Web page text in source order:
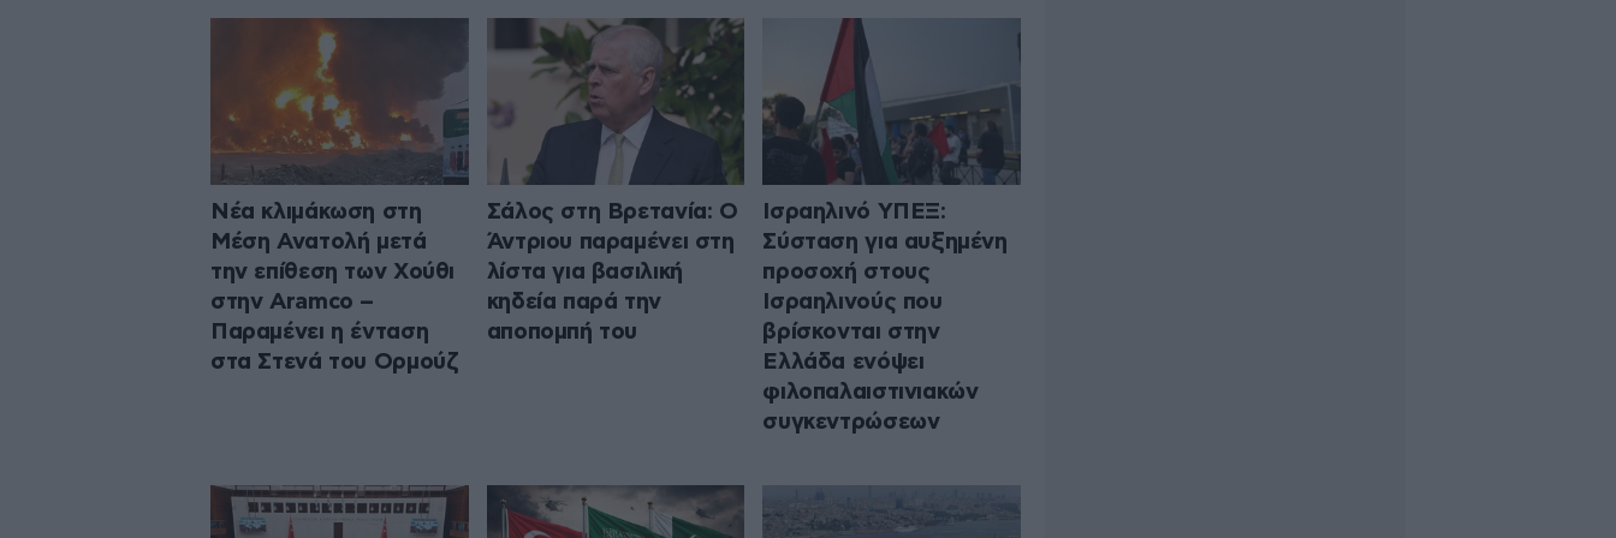
Νέα κλιμάκωση στη
Μέση Ανατολή μετά
την επίθεση των Χούθι
στην Aramco –
Παραμένει η ένταση
στα Στενά του Ορμούζ
Σάλος στη Βρετανία: Ο
Άντριου παραμένει στη
λίστα για βασιλική
κηδεία παρά την
αποπομπή του
Ισραηλινό ΥΠΕΞ:
Σύσταση για αυξημένη
προσοχή στους
Ισραηλινούς που
βρίσκονται στην
Ελλάδα ενόψει
φιλοπαλαιστινιακών
συγκεντρώσεων